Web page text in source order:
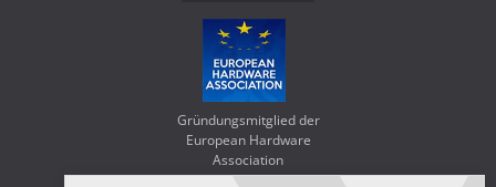
Gründungsmitglied der
European Hardware
Association